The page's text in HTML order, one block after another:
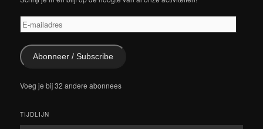
n
E-
mailadres
Abonneer / Subscribe
Voeg je bij 32 andere abonnees
TIJDLIJN